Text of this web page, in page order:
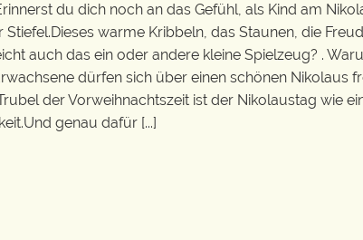
du dich noch an das Gefühl, als Kind am
Stiefel.Dieses warme Kribbeln, das Staunen, die
auch das ein oder andere kleine Spielzeug? .
dürfen sich über einen schönen Nikolaus
der Vorweihnachtszeit ist der Nikolaustag wie
genau dafür [...]